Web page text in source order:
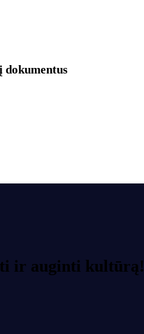
ir auginti kultūrą!